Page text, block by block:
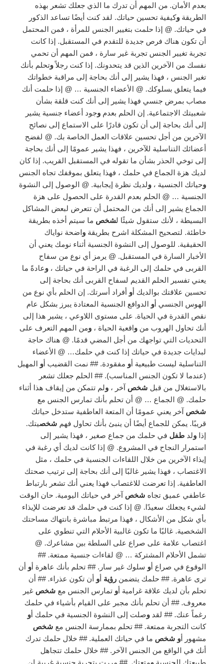
بعدم الأمان. من المهم أن تدرك ما الذي جعلك تشعر بهذه
الطريقةوكيفية تحسين حياتك. لقد كنت أيضًا تساعد الذكور
في حياتك. @ إذا حلمت بتغيير الجنس للمرأة ، فمن المحتمل
أن تكون هناك فرص جديدة للتقدم في المستقبل. إذا كانت
تجربة تغيير الجنس تجربة غير سارة ، فمن المهم أن تحمي
نفسك من الآخرين الذين قد يتحدونك. إذا كنت رجلاًوتحلم بأنك
تغير الجنس ، فهذا يشير إلى أنك بحاجة إلى مراقبة خطواتك
فيما يتعلق بسلوكك. @ الأعضاء الجنسية … @ إذا حلمت أنك
مصاب بمرض جنسي فهذا يشير إلى أنك كنت قلقة بشأن
شعبيتك الاجتماعية. إن الحلم بعدموجود أعضاء جنسية يشير
إلى أنك بحاجة إلى أن تكون قادرًا على الاستماع إلى نصائح
الآخرين من أجل تحسين علاقات العمل الخاصة بك. @ لفضح
أعضائك التناسلية للآخرين ، فهذا يشير عمومًا إلى أنك بحاجة
إلى توخي الحذر بشأن ما تقوله في المستقبل القريب. إذا كان
لديك هزة الجماع في حلمك ، فهذا يتعلق بموقفك تجاه الجنس
وحياتك الجنسية ،ولديك نظرة إيجابية. @ الوصول إلى النشوة
الجنسية … @ الحلم بعدم القدرة على الحصول على هزة
الجماع يشير إلى أنك من المحتمل أن تتعرض لبعض المشاكل
البسيطة ، لأنك ستقول شيئًا لشخص ما سيتم أخذه بطريقة
خاطئة. لتصحيح المشكلة اشرح بطريقةواضحة نواياك
الحقيقية. للوصول إلى النشوة الجنسية أثناء نومك يعني أن
الأخبار السارة في المستقبل. @ يرمز أي نوع من سفاح
القربى في حلمك إلى الرغبة في الراحة في حياتك ،وعادةً ما
يعني تفسير الحلم القديم لسفاح القربى أنك بحاجة إلى
تحسين علاقتك بوالديك أو أفراد أسرتك. إن الحلم بأي نوع من
الهوس الجنسي أو الدوافع الجنسية المعتادة يبرز بشكل عام
نقص القدرة في الحياة. على مستوى اللاوعي ، يشير هذا إلى
أنك تحاول الهروب منواقعية الحياة ،ومن المهم التعرف على
التحديات التي تواجهك من أجل المضي قدمًا. @ هناك حاجة
لبدايات جديدة في حياتك إذا كنت في حلمك… @ الأعضاء
التناسلية ليست طبيعية أو مفقودة. ## نمت القضيب أو المهبل
(عندما لا تكون الجنس المناسب). ## الحلم جعلك تشعر
بالاستغلال من قبل شخص آخر ،ولم تتمكن من إيقاف هذا أثناء
حلمك. @ الجماع … @ أن تحلم بأنك تمارس الجنس مع
شخص آخر يعني عمومًا أن المتعة العاطفية ستدخل حياتك
قريبًا. يمكن للجماع أيضًا أن ينبئ بأنك تحاول فهم شخصيتك.
إذاولدطفل في حلمك من جماع صغير ، فهذا يشير إلى
استمرار النجاح في المشروع. @ إذا كانت لديك أي رغبة في
إيذاء الآخرين من خلال اللقاءات الجنسية في حلمك ، مثل
الاغتصاب ، فهذا يشير غالبًا إلى أنك بحاجة إلى ترتيب صحتك
العاطفية. إذا تعرضت للاغتصاب فهذا يعني أنك تشعر بارتباط
عاطفي عميق تجاه شخص آخر في حياتك اليومية. حان الوقت
لشيء يجعلك سعيدًا. @ إذا كنت في حلمك قد تعرضت للإيذاء
بأي شكل من الأشكال ، فهذا مرتبط مباشرة بانتهاك مساحتك
الشخصية. غالبًا ما تكون غالبية الأحلام التي تنطوي على
اغتصاب علامة على صراع على السلطة بين مشاعرك. @
تشمل الأحلام المشتركة … @ لقاءات جنسية ممتعة. ##
الوقوع في صراع أو سلوك غير سار. ## تحلم بأنك عاهرة أو أن
ترى عاهرة. ## حلمك يتضمنرؤية أو أن تكون عذراء. ## أن
تحلم بأن لديك علاقة غرامية أو تمارس الجنس مع شخص غير
معروف. ## أن تحلم بأنك مجبر على القيام بأشياء في حلمك
رغماً عنك. ## لقدوصلت إلى النشوة الجنسية في حلمك أو
كانت التجربة ممتعة. ## تحلم بممارسة الجنس مع شخص
مشهور أو شخص ما في حياتك العملية. ## خلال حلمك تدرك
أنك في الواقع من الجنس الآخر. ## خلال حلمك تتجاهل
طبيعتك الجنسيةومتعتك. ## مررت بتجربة جنسية غريبة لن